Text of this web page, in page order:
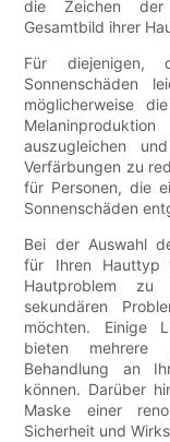
die Zeichen der
Gesamtbild ihrer
Für diejenigen,
Sonnenschäden
möglicherweise
auszugleichen
Verfärbungen zu
für Personen, die
Sonnenschäden
Bei der Auswahl
für Ihren
Hautproblem zu
sekundären
möchten. Einige
bieten mehrere
Behandlung an
können. Darüber
Maske einer
Sicherheit und